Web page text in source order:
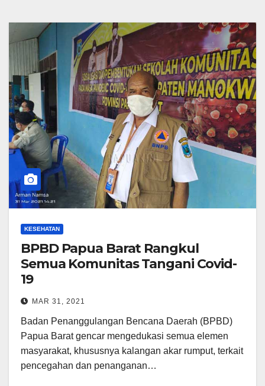
KESEHATAN
BPBD Papua Barat Rangkul
Semua Komunitas Tangani Covid-
19
MAR 31, 2021
Badan Penanggulangan Bencana Daerah (BPBD)
Papua Barat gencar mengedukasi semua elemen
masyarakat, khususnya kalangan akar rumput, terkait
pencegahan dan penanganan…